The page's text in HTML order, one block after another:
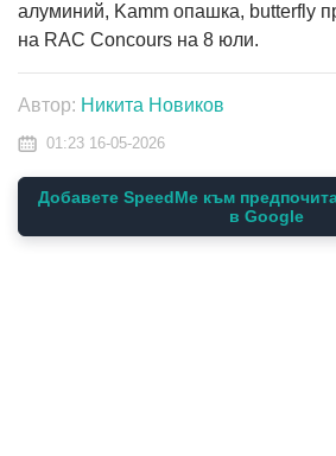
алуминий, Kamm опашка, butterfly
на RAC Concours на 8 юли.
Автор: Никита Новиков
01:23 16-05-2026
Добавете SpeedMe към
в Google